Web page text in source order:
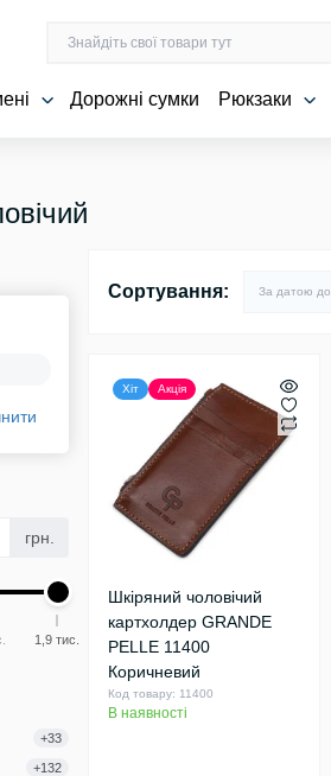
Дорожні сумки Рюкзаки
грн.
1,9 тис.
+33
+132
Сортування:
Хіт Акція
Шкіряний чоловічий
картхолдер GRANDE
PELLE 11400
Коричневий
Код товару: 11400
В наявності